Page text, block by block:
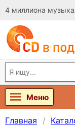
4 миллиона
Меню
Главная